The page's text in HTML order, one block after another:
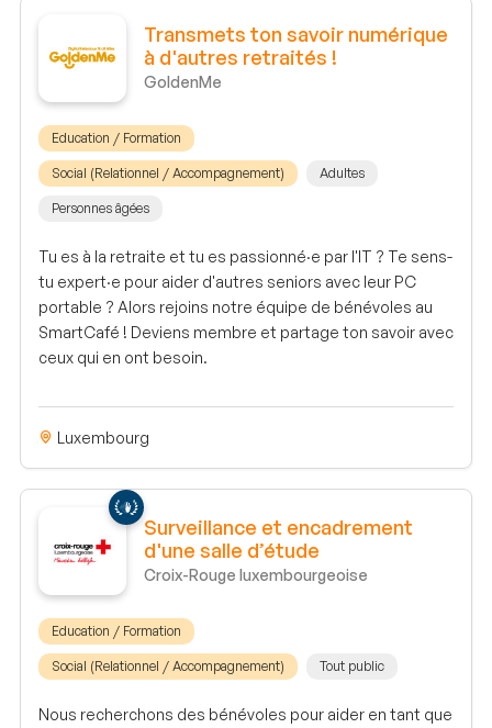
Transmets ton savoir numérique
à d'autres retraités !
GoldenMe
Education / Formation
Social (Relationnel / Accompagnement) Adultes
Personnes âgées
Tu es à la retraite et tu es passionné·e par l'IT ? Te sens-
tu expert·e pour aider d'autres seniors avec leur PC
portable ? Alors rejoins notre équipe de bénévoles au
SmartCafé ! Deviens membre et partage ton savoir avec
ceux qui en ont besoin.
Luxembourg
Surveillance et encadrement
d'une salle d’étude
Croix-Rouge luxembourgeoise
Education / Formation
Social (Relationnel / Accompagnement) Tout public
Nous recherchons des bénévoles pour aider en tant que